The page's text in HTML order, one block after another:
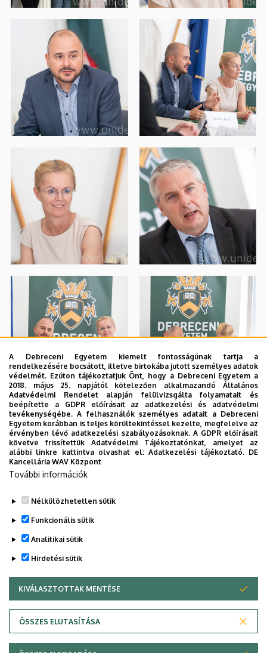
Adatvédelem
A Debreceni Egyetem kiemelt fontosságúnak tartja a
rendelkezésére bocsátott, illetve birtokába jutott személyes adatok
védelmét. Ezúton tájékoztatjuk Önt, hogy a Debreceni Egyetem a
2018. május 25. napjától kötelezően alkalmazandó Általános
Adatvédelmi Rendelet alapján felülvizsgálta folyamatait és
beépítette a GDPR előírásait az adatkezelési és adatvédelmi
tevékenységébe. A felhasználók személyes adatait a Debreceni
Egyetem korábban is teljes körültekintéssel kezelte, megfelelve az
érvényben lévő adatkezelési szabályozásoknak. A GDPR előírásait
követve frissítettük Adatvédelmi Tájékoztatónkat, amelyet az
alábbi linkre kattintva olvashat el:Adatkezelési tájékoztató. DE
Kancellária WAV Központ
További információk
Nélkülözhetetlen sütik
Funkcionális sütik
Analitikai sütik
Hirdetési sütik
KIVÁLASZTOTTAK MENTÉSE
ÖSSZES ELUTASÍTÁSA
WITHDRAW CONSENT